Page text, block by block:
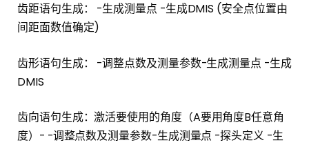
齿距语句生成： -生成测量点 -生成DMIS (安全点位置由
间距面数值确定)
齿形语句生成： -调整点数及测量参数-生成测量点 -生成
DMIS
齿向语句生成：激活要使用的角度（A要用角度B任意角
度）- -调整点数及测量参数-生成测量点 -探头定义 -生